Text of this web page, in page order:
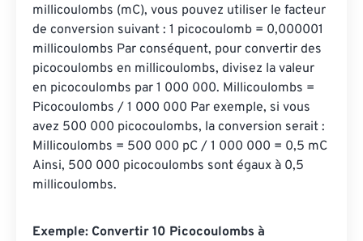
millicoulombs (mC), vous pouvez utiliser le facteur
de conversion suivant : 1 picocoulomb = 0,000001
millicoulombs Par conséquent, pour convertir des
picocoulombs en millicoulombs, divisez la valeur
en picocoulombs par 1 000 000. Millicoulombs =
Picocoulombs / 1 000 000 Par exemple, si vous
avez 500 000 picocoulombs, la conversion serait :
Millicoulombs = 500 000 pC / 1 000 000 = 0,5 mC
Ainsi, 500 000 picocoulombs sont égaux à 0,5
millicoulombs.
Exemple: Convertir 10 Picocoulombs à